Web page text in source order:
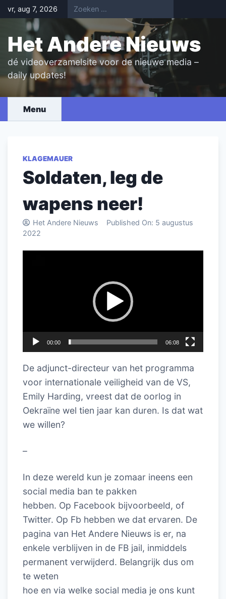
Skip
to
content
vr, aug 7, 2026
Het Andere Nieuws
dé videoverzamelsite voor de nieuwe media –
daily updates!
Menu
KLAGEMAUER
Soldaten, leg de
wapens neer!
Het Andere Nieuws Published On: 5 augustus
2022
00:00 06:08
De adjunct-directeur van het programma
voor internationale veiligheid van de VS,
Emily Harding, vreest dat de oorlog in
Oekraïne wel tien jaar kan duren. Is dat wat
we willen?
–
In deze wereld kun je zomaar ineens een
social media ban te pakken
hebben. Op Facebook bijvoorbeeld, of
Twitter. Op Fb hebben we dat ervaren. De
pagina van Het Andere Nieuws is er, na
enkele verblijven in de FB jail, inmiddels
permanent verwijderd. Belangrijk dus om
te weten
hoe en via welke social media je ons kunt